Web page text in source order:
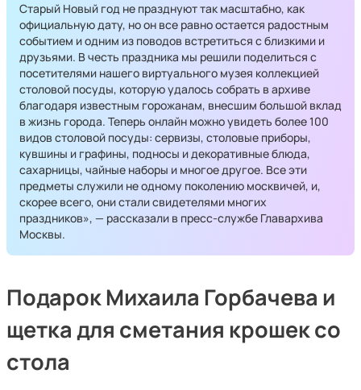
Старый Новый год не празднуют так масштабно, как
официальную дату, но он все равно остается радостным
событием и одним из поводов встретиться с близкими и
друзьями. В честь праздника мы решили поделиться с
посетителями нашего виртуального музея коллекцией
столовой посуды, которую удалось собрать в архиве
благодаря известным горожанам, внесшим большой вклад
в жизнь города. Теперь онлайн можно увидеть более 100
видов столовой посуды: сервизы, столовые приборы,
кувшины и графины, подносы и декоративные блюда,
сахарницы, чайные наборы и многое другое. Все эти
предметы служили не одному поколению москвичей, и,
скорее всего, они стали свидетелями многих
праздников», — рассказали в пресс-службе Главархива
Москвы.
Подарок Михаила Горбачева и
щетка для сметания крошек со
стола